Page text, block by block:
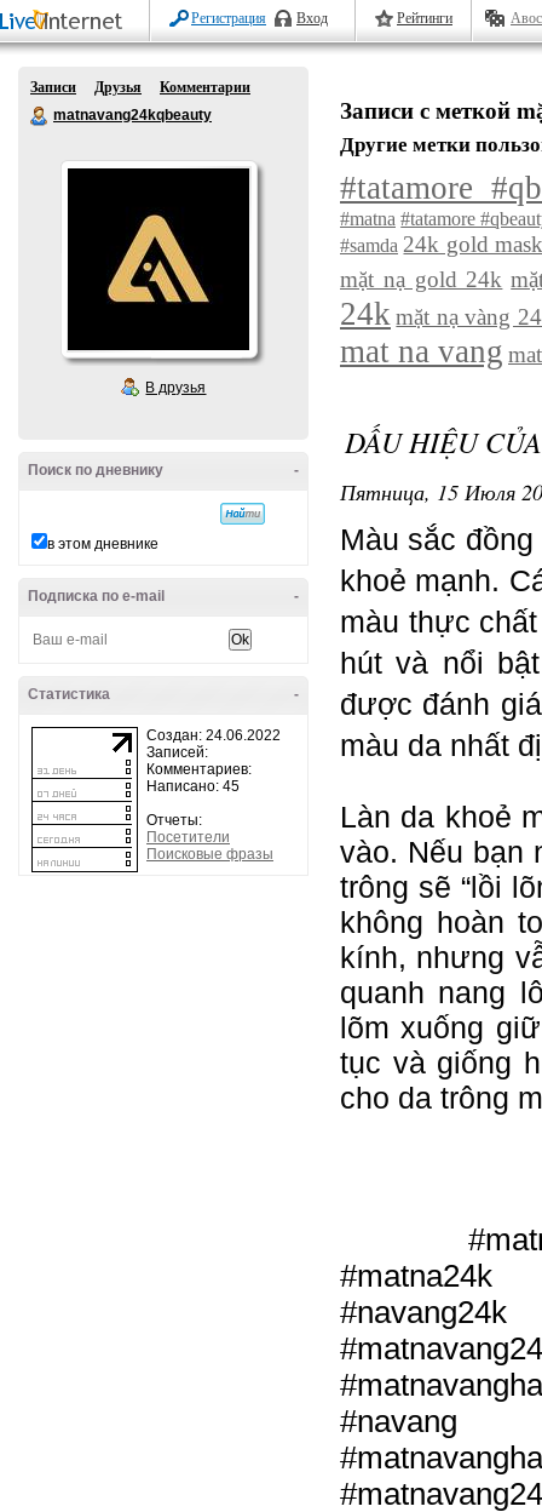
Регистрация Вход Рейтинги
Записи Друзья
Комментарии
matnavang24kqbeauty
В друзья
-
Поиск по дневнику
в этом дневнике
-
Подписка по e-mail
-
Статистика
Создан: 24.06.2022
Записей:
Комментариев:
Написано: 45
Отчеты:
Посетители
Поисковые фразы
Записи с меткой
Другие метки
#tatamore
#matna #tatamore
#samda 24k gold
mặt nạ gold 24k
24k mặt nạ vàng
mat na vang
DẤU HIỆU
Пятница, 15 Июля
Màu sắc
khoẻ mạnh.
màu thực
hút và nổi
được đánh
màu da nhất
Làn da khoẻ
vào. Nếu bạn
trông sẽ “lồi
không hoàn
kính, nhưng
quanh nang
lõm xuống
tục và giống
cho da trông
#matna24k
#navang